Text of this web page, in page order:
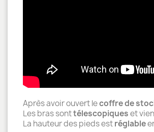
Après avoir ouvert lecoffre de
Les bras sonttélescopiqueset
La hauteur des pieds estréglable